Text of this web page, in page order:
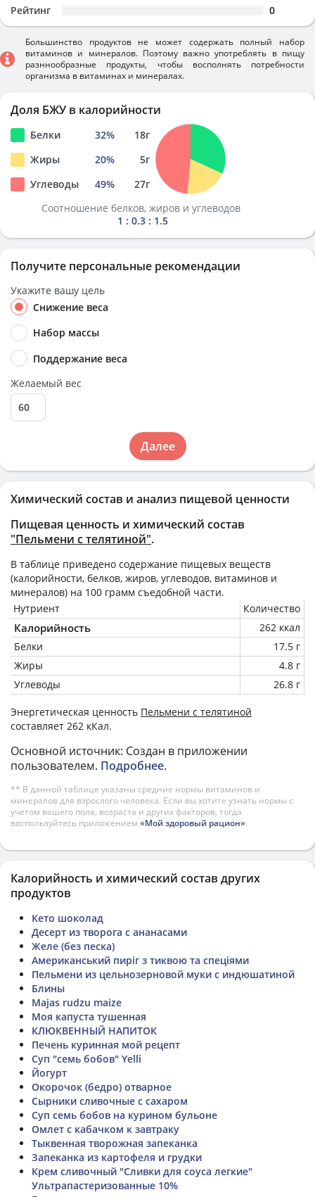
Химический состав и анализ пищевой ценности
Пищевая ценность и химический состав
"Пельмени с телятиной".
В таблице приведено содержание пищевых веществ
(калорийности, белков, жиров, углеводов, витаминов и
минералов) на 100 грамм съедобной части.
Нутриент
Количество
Калорийность
262 ккал
Белки
17.5 г
Жиры
4.8 г
Углеводы
26.8 г
Энергетическая ценность Пельмени с телятиной
составляет 262 кКал.
Основной источник: Создан в приложении
пользователем. Подробнее.
** В данной таблице указаны средние нормы витаминов и
минералов для взрослого человека. Если вы хотите узнать нормы с
учетом вашего пола, возраста и других факторов, тогда
воспользуйтесь приложением «Мой здоровый рацион».
Рейтинг 0
Большинство продуктов не может содержать полный набор
витаминов и минералов. Поэтому важно употреблять в пищу
разннообразные продукты, чтобы восполнять потребности
организма в витаминах и минералах.
Доля БЖУ в калорийности
Белки 32% 18г
Жиры
20% 5г
Углеводы
49% 27г
Соотношение белков, жиров и углеводов
1 : 0.3 : 1.5
Получите персональные рекомендации
Укажите вашу цель
Снижение веса
Набор массы
Поддержание веса
Желаемый вес
Далее
Калорийность и химический состав других
продуктов
Кето шоколад
Десерт из творога с ананасами
Желе (без песка)
Американський пиріг з тиквою та спеціями
Пельмени из цельнозерновой муки с индюшатиной
Блины
Majas rudzu maize
Моя капуста тушенная
КЛЮКВЕННЫЙ НАПИТОК
Печень куринная мой рецепт
Суп "семь бобов" Yelli
Йогурт
Окорочок (бедро) отварное
Сырники сливочные с сахаром
Суп семь бобов на курином бульоне
Омлет с кабачком к завтраку
Тыквенная творожная запеканка
Запеканка из картофеля и грудки
Крем сливочный "Сливки для соуса легкие"
Ультрапастеризованные 10%